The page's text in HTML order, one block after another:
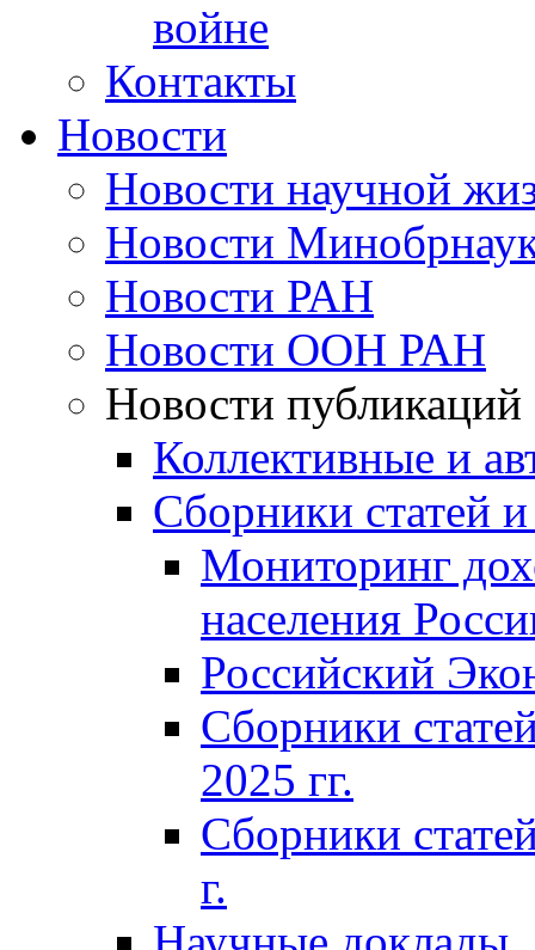
войне
Контакты
Новости
Новости научной
Новости
Новости РАН
Новости ООН РАН
Новости публикаций
Коллективные и
Сборники статей
Мониторинг
населения
Российский
Сборники
2025 гг.
Сборники
г.